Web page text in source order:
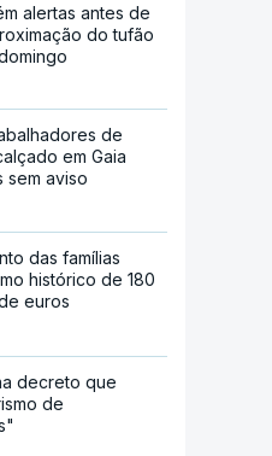
alertas antes de
do tufão
de
em Gaia
sem aviso
das famílias
histórico de 180
euros
decreto que
de